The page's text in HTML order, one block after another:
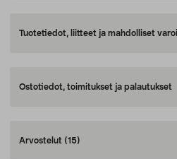
Tuotetiedot, liitteet ja mahdolliset
Ostotiedot, toimitukset ja palautukset
Arvostelut (15)